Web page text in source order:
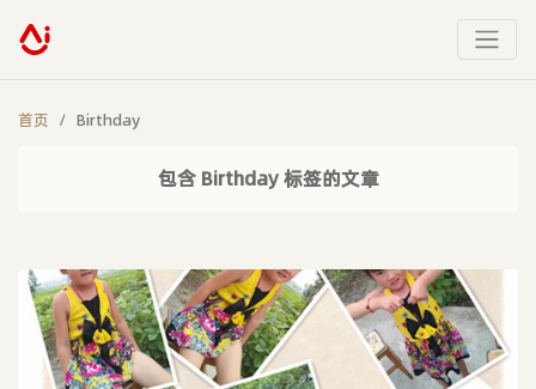
首页 Birthday
包含 Birthday 标签的文章